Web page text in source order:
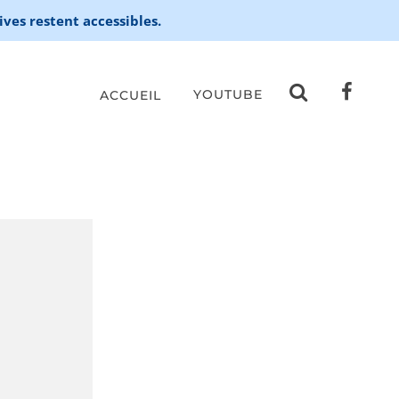
restent accessibles.
ACCUEIL YOUTUBE